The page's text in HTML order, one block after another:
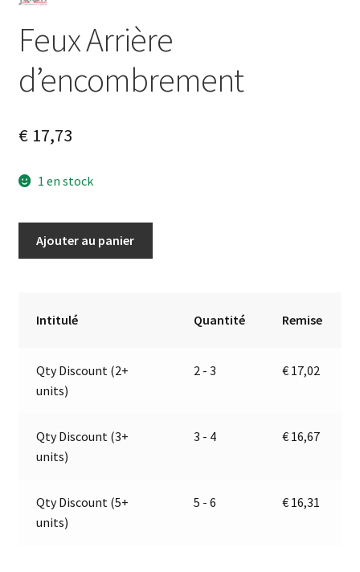
Feux Arrière
d’encombrement
€17,73
1 en stock
d'encombrement
Ajouter au panier
Intitulé Quantité Remise
Qty Discount (2+
units)
2 - 3 € 17,02
Qty Discount (3+
units)
3 - 4 € 16,67
Qty Discount (5+
units)
5 - 6 € 16,31